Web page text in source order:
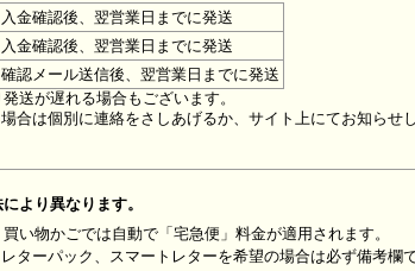
入金確認後、翌営業日までに発送
入金確認後、翌営業日までに発送
確認メール送信後、翌営業日までに発送
送が遅れる場合もございます。
合は個別に連絡をさしあげるか、サイト上にてお知らせし
より異なります。
い物かごでは自動で「宅急便」料金が適用されます。
ターパック、スマートレターを希望の場合は必ず備考欄